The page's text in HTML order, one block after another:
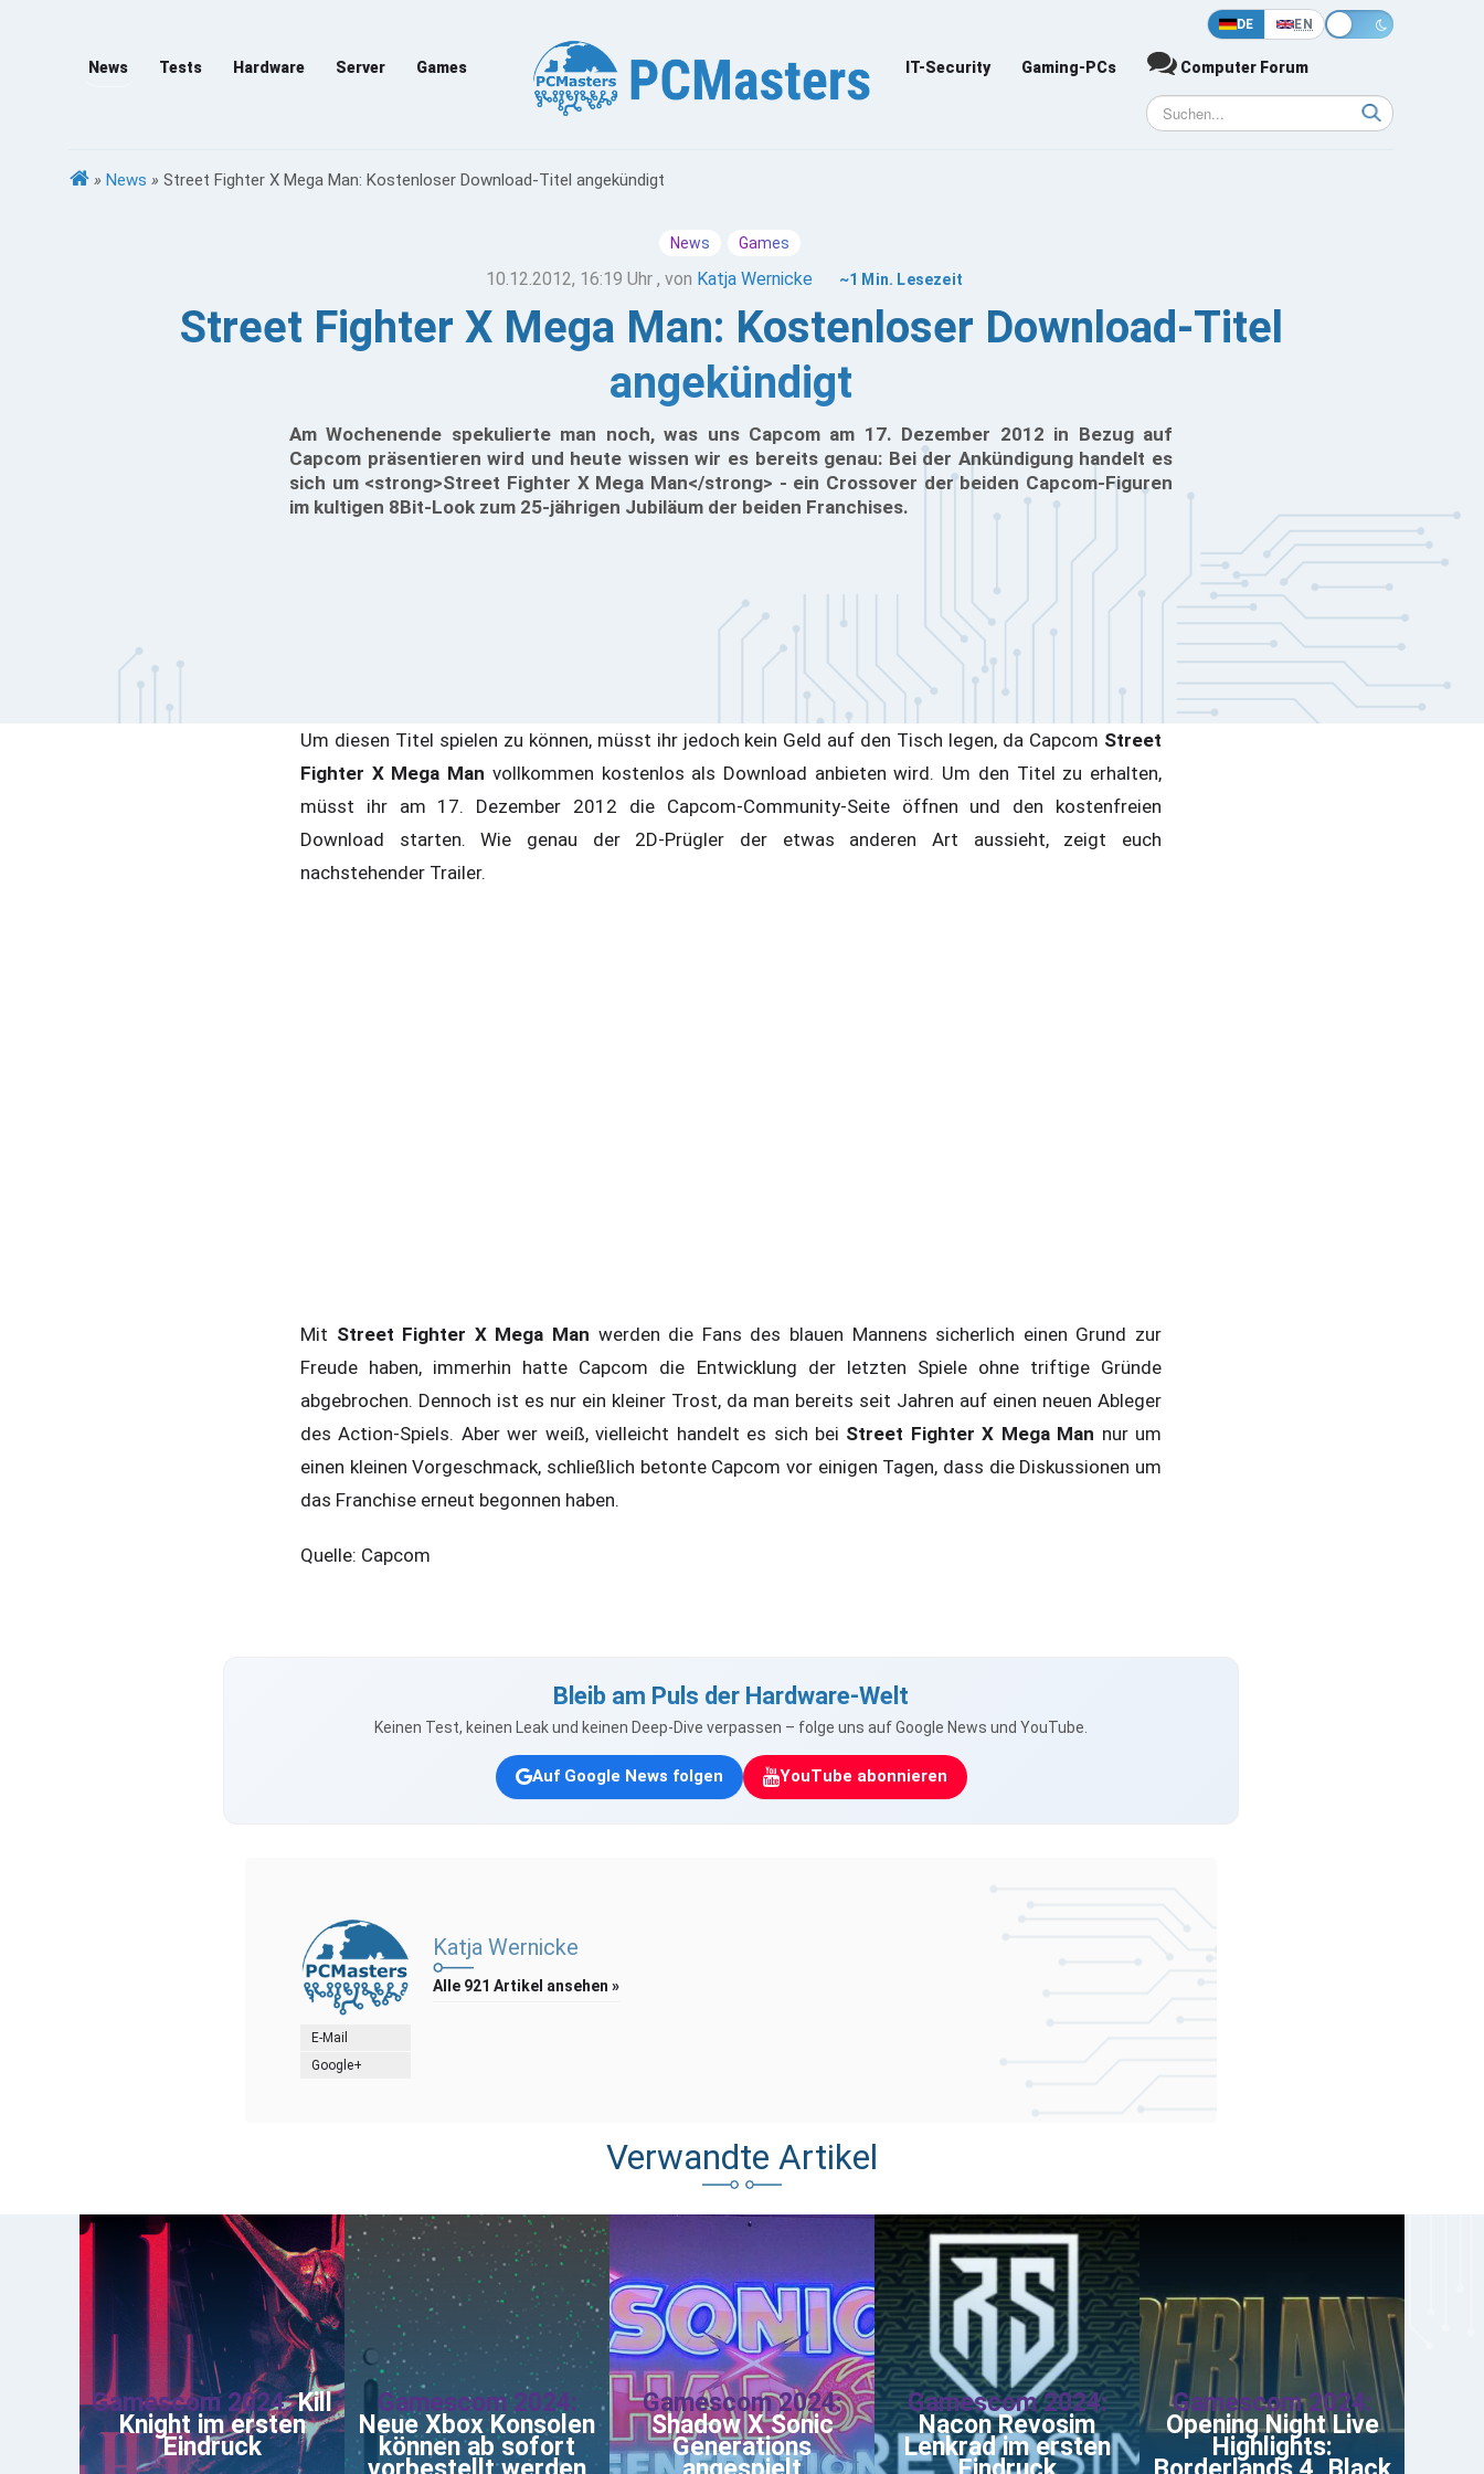
DE EN
News Tests Hardware Server Games IT-Security Gaming-PCs Computer Forum
» News » Street Fighter X Mega Man: Kostenloser Download-Titel angekündigt
News Games
10.12.2012, 16:19 Uhr , von Katja Wernicke ~1 Min. Lesezeit
Street Fighter X Mega Man: Kostenloser Download-Titel
angekündigt
Am Wochenende spekulierte man noch, was uns Capcom am 17. Dezember 2012 in Bezug auf
Capcom präsentieren wird und heute wissen wir es bereits genau: Bei der Ankündigung handelt es
sich um <strong>Street Fighter X Mega Man</strong> - ein Crossover der beiden Capcom-Figuren
im kultigen 8Bit-Look zum 25-jährigen Jubiläum der beiden Franchises.
Um diesen Titel spielen zu können, müsst ihr jedoch kein Geld auf den Tisch legen, da Capcom Street
Fighter X Mega Man vollkommen kostenlos als Download anbieten wird. Um den Titel zu erhalten,
müsst ihr am 17. Dezember 2012 die Capcom-Community-Seite öffnen und den kostenfreien
Download starten. Wie genau der 2D-Prügler der etwas anderen Art aussieht, zeigt euch
nachstehender Trailer.
Mit Street Fighter X Mega Man werden die Fans des blauen Mannens sicherlich einen Grund zur
Freude haben, immerhin hatte Capcom die Entwicklung der letzten Spiele ohne triftige Gründe
abgebrochen. Dennoch ist es nur ein kleiner Trost, da man bereits seit Jahren auf einen neuen Ableger
des Action-Spiels. Aber wer weiß, vielleicht handelt es sich bei Street Fighter X Mega Man nur um
einen kleinen Vorgeschmack, schließlich betonte Capcom vor einigen Tagen, dass die Diskussionen um
das Franchise erneut begonnen haben.
Quelle: Capcom
Bleib am Puls der Hardware-Welt
Keinen Test, keinen Leak und keinen Deep-Dive verpassen – folge uns auf Google News und YouTube.
Auf Google News folgen YouTube abonnieren
E-Mail
Google+
Katja Wernicke
Alle 921 Artikel ansehen »
Verwandte Artikel
Gamescom 2024:Kill
Knight im ersten
Eindruck
Gamescom 2024:
Neue Xbox Konsolen
können ab sofort
Gamescom 2024:
Shadow X Sonic
Generations
Gamescom 2024:
Nacon Revosim
Lenkrad im ersten
Gamescom 2024:
Opening Night Live
Highlights: